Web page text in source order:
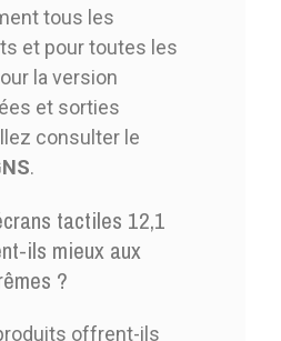
tous les
et pour toutes les
la version
et sorties
consulter le
.
tactiles 12,1
ils mieux aux
?
offrent-ils